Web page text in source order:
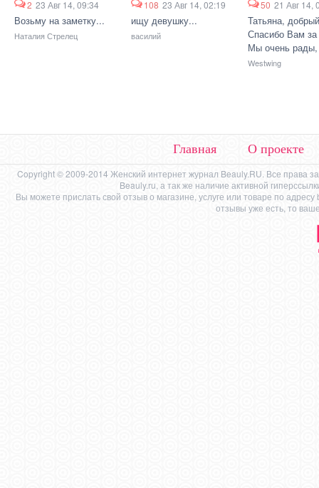
2 23 Авг 14, 09:34
Возьму на заметку...
Наталия Стрелец
108 23 Авг 14, 02:19
ищу девушку...
василий
50 21 Авг 14,
Татьяна,
Спасибо Вам за
Мы очень рады,
Westwing
Главная О проекте
Copyright © 2009-2014 Женский интернет журнал Beauly.RU. Все права
Beauly.ru, а так же наличие активной
Вы можете прислать свой отзыв о магазине, услуге или товаре по адресу
отзывы уже есть, то